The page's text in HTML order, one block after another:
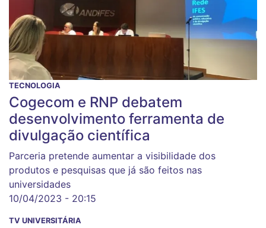
TECNOLOGIA
Cogecom e RNP debatem
desenvolvimento ferramenta de
divulgação científica
Parceria pretende aumentar a visibilidade dos
produtos e pesquisas que já são feitos nas
universidades
10/04/2023 - 20:15
TV UNIVERSITÁRIA